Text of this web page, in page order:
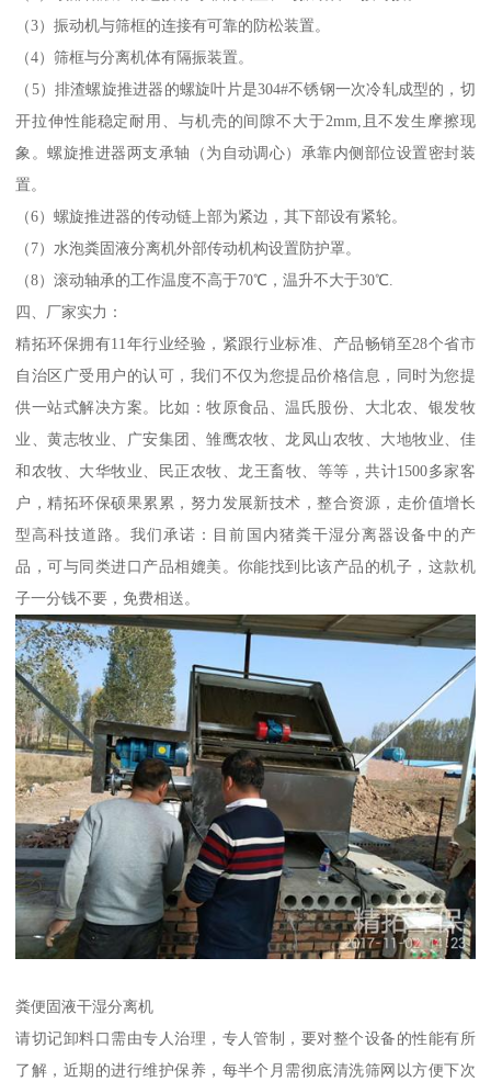
（3）振动机与筛框的连接有可靠的防松装置。
（4）筛框与分离机体有隔振装置。
（5）排渣螺旋推进器的螺旋叶片是304#不锈钢一次冷轧成型的，切
开拉伸性能稳定耐用、与机壳的间隙不大于2mm,且不发生摩擦现
象。螺旋推进器两支承轴（为自动调心）承靠内侧部位设置密封装
置。
（6）螺旋推进器的传动链上部为紧边，其下部设有紧轮。
（7）水泡粪固液分离机外部传动机构设置防护罩。
（8）滚动轴承的工作温度不高于70℃，温升不大于30℃.
四、厂家实力：
精拓环保拥有11年行业经验，紧跟行业标准、产品畅销至28个省市
自治区广受用户的认可，我们不仅为您提品价格信息，同时为您提
供一站式解决方案。比如：牧原食品、温氏股份、大北农、银发牧
业、黄志牧业、广安集团、雏鹰农牧、龙凤山农牧、大地牧业、佳
和农牧、大华牧业、民正农牧、龙王畜牧、等等，共计1500多家客
户，精拓环保硕果累累，努力发展新技术，整合资源，走价值增长
型高科技道路。我们承诺：目前国内猪粪干湿分离器设备中的产
品，可与同类进口产品相媲美。你能找到比该产品的机子，这款机
子一分钱不要，免费相送。
粪便固液干湿分离机
请切记卸料口需由专人治理，专人管制，要对整个设备的性能有所
了解，近期的进行维护保养，每半个月需彻底清洗筛网以方便下次